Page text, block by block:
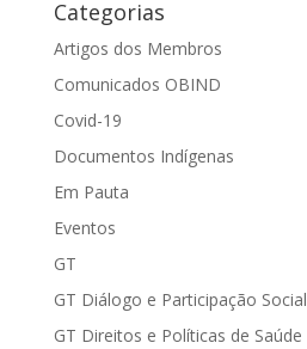
Categorias
Artigos dos Membros
Comunicados OBIND
Covid-19
Documentos Indígenas
Em Pauta
Eventos
GT
GT Diálogo e Participação Social
GT Direitos e Políticas de Saúde